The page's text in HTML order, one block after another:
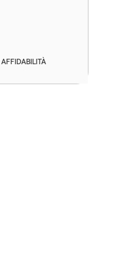
AFFIDABILITÀ